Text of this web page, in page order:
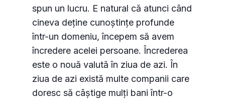
spun un lucru. E natural că atunci când
cineva deține cunoștințe profunde
într-un domeniu, începem să avem
încredere acelei persoane. Încrederea
este o nouă valută în ziua de azi. În
ziua de azi există multe companii care
doresc să câștige mulți bani într-o